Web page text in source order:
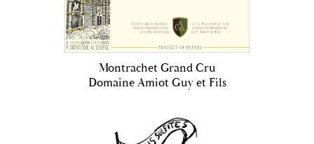
Montrachet Grand Cru
Domaine Amiot Guy et Fils